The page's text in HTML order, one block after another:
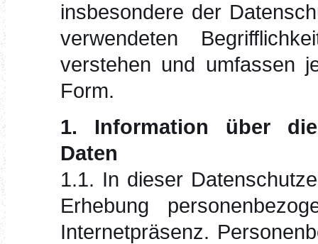
insbesondere der
verwendeten
verstehen und umfassen
Form.
1. Information über die
Daten
1.1. In dieser
Erhebung
Internetpräsenz.